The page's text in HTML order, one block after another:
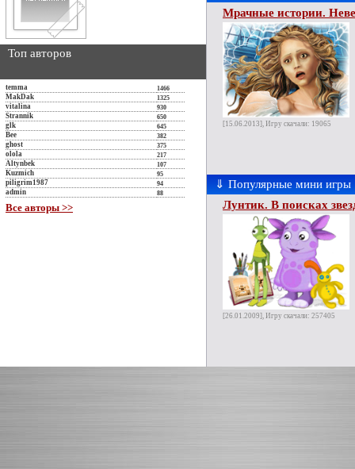
Топ авторов
temma 1466
MakDak 1325
vitalina 930
Strannik 650
glk 645
Bee 382
ghost 375
olola 217
Altynbek 107
Kuzmich 95
piligrim1987 94
admin 88
Все авторы >>
Мрачные истории.
[15.06.2013], Игру скачали: 19065
⇓ Популярные мини игры
Лунтик. В поисках
[26.01.2009], Игру скачали: 257405